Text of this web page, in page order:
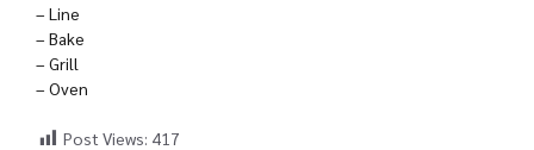
– Line
– Bake
– Grill
– Oven
Post Views: 417